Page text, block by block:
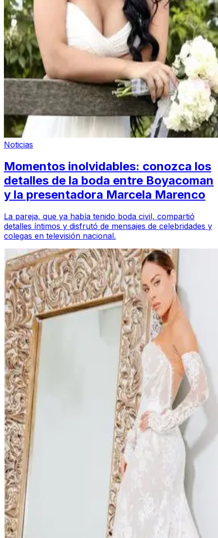
Noticias
Momentos inolvidables: conozca los
detalles de la boda entre Boyacoman
y la presentadora Marcela Marenco
La pareja, que ya había tenido boda civil, compartió
detalles íntimos y disfrutó de mensajes de celebridades y
colegas en televisión nacional.